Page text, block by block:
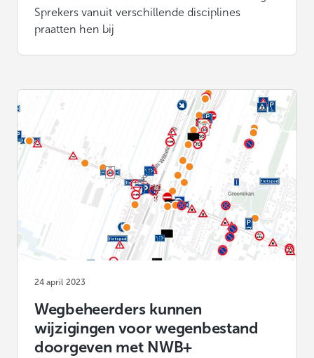
Sprekers vanuit verschillende disciplines
praatten hen bij
24 april 2023
Wegbeheerders kunnen
wijzigingen voor wegenbestand
doorgeven met NWB+